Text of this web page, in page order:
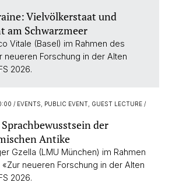
Vielvölkerstaat und
am Schwarzmeer
Vitale (Basel) im Rahmen des
neueren Forschung in der Alten
2026.
/ EVENTS, PUBLIC EVENT, GUEST LECTURE /
der
Antike
Gzella (LMU München) im Rahmen
neueren Forschung in der Alten
2026.